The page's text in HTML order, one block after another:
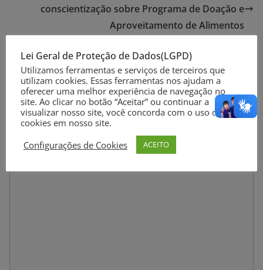
conscientização sobre Programa de Doação e
Aproveitamento de Alimentos
Deixe um comentário
O seu endereço de e-mail não será publicado. Campos
obrigatórios são marcados com*
Comentário*
Lei Geral de Proteção de Dados(LGPD)
Utilizamos ferramentas e serviços de terceiros que
utilizam cookies. Essas ferramentas nos ajudam a
oferecer uma melhor experiência de navegação no
site. Ao clicar no botão “Aceitar” ou continuar a
visualizar nosso site, você concorda com o uso de
cookies em nosso site.
Configurações de Cookies
ACEITO